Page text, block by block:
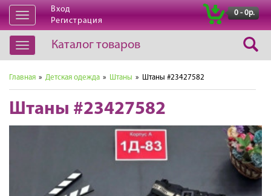
Открыть
навигацию
Вход
Регистрация
0 - 0р.
Открыть
навигацию
Каталог товаров
Главная » Детская одежда » Штаны » Штаны #23427582
Штаны #23427582